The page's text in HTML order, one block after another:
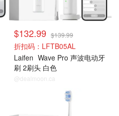
$132.99 $139.99
折扣码：LFTB05AL
Laifen Wave Pro 声波电动牙
刷 2刷头 白色
@dealmoon.ca